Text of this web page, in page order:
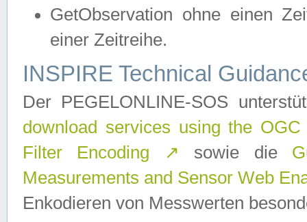
GetObservation ohne einen
einer Zeitreihe.
INSPIRE Technical
Der PEGELONLINE-SOS
download services using the
Filter Encoding
↗ sowie die
Measurements and Sensor Web
Enkodieren von Messwerten